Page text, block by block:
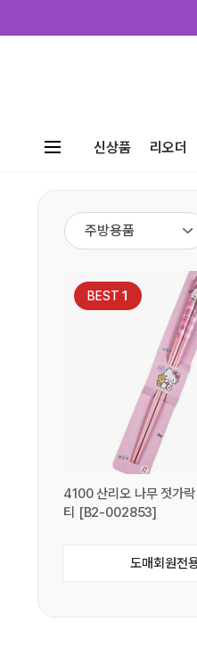
신상품 리오더
BEST 1
4100 산리오 나무 젓가
티 [B2-002853]
도매회원전